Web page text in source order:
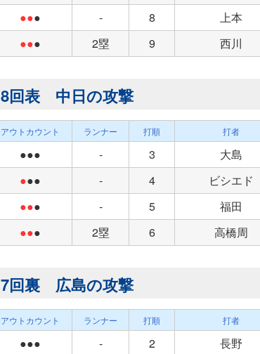
●●● - 8 上本
●●● 2塁 9 西川
8回表 中日の攻撃
アウトカウント ランナー 打順 打者
●●● - 3 大島
●●● - 4 ビシエド
●●● - 5 福田
●●● 2塁 6 高橋周
7回裏 広島の攻撃
アウトカウント ランナー 打順 打者
●●● - 2 長野